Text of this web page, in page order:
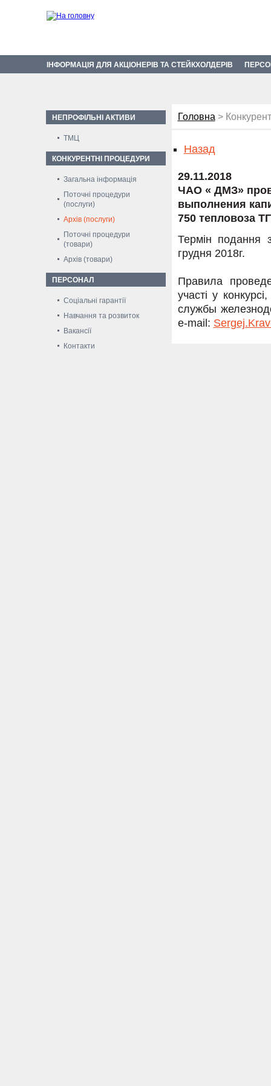
ІНФОРМАЦІЯ ДЛЯ АКЦІОНЕРІВ ТА СТЕЙКХОЛДЕРІВ
НЕПРОФІЛЬНІ АКТИВИ
ТМЦ
КОНКУРЕНТНІ ПРОЦЕДУРИ
Загальна інформація
Поточні процедури
(послуги)
Архів (послуги)
Поточні процедури
(товари)
Архів (товари)
ПЕРСОНАЛ
Соціальні гарантії
Навчання та розвиток
Вакансії
Контакти
Головна >
Назад
29.11.2018
ЧАО « ДМЗ»
выполнения
750 тепловоза
Термін подання
грудня 2018г.
Правила
участі у
службы
e-mail: